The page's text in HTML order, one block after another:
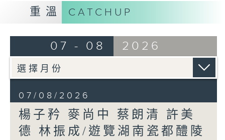
重溫 CATCHUP
07 - 08 2026
07/08/2026
楊子矜 麥尚中 蔡朗清 許美
德 林振成/遊覽湖南瓷都醴陵